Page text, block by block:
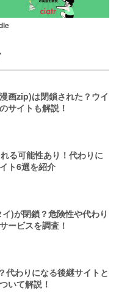
画zip)は閉鎖された？ウイ
サイトも解説！
る可能性あり！代わりに
ト6選を紹介
)が閉鎖？危険性や代わり
ービスを調査！
代わりになる後継サイトと
いて解説！